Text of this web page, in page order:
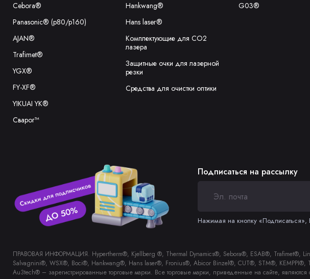
Cebora®
Panasonic® (p80/p160)
AJAN®
Trafimet®
YGX®
FY-XF®
YIKUAI YK®
Сварог™
Hankwang®
Hans laser®
Комплектующие для CO2
лазера
Защитные очки для лазерной
резки
Средства для очистки оптики
G03®
Подписаться на рассылку
Нажимая на кнопку «Подписаться»,
ПРАВОВАЯ ИНФОРМАЦИЯ. Hypertherm®, Kjellberg ®, Thermal Dynamics®, Sebora®, ESAB®, Trafimet®,
Salvagnini®, WSX®, Boci®, Hankwang®, Hans laser®, Fronius®, Abicor Binzel®, CUT®, STM®,
Au3tech® – зарегистрированные торговые марки. Все торговые марки, приведенные на сайте,